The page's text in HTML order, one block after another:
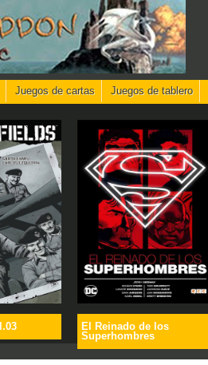
Juegos de cartas Juegos de tablero
El Reinado de los
Superhombres